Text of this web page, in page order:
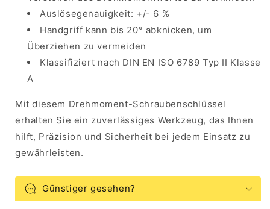
Auslösegenauigkeit: +/- 6 %
Handgriff kann bis 20° abknicken, um
Überziehen zu vermeiden
Klassifiziert nach DIN EN ISO 6789 Typ II Klasse
A
Mit diesem Drehmoment-Schraubenschlüssel
erhalten Sie ein zuverlässiges Werkzeug, das Ihnen
hilft, Präzision und Sicherheit bei jedem Einsatz zu
gewährleisten.
Günstiger gesehen?